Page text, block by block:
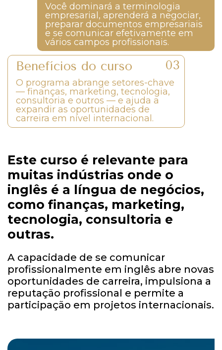
Você dominará a terminologia
empresarial, aprenderá a negociar,
preparar documentos empresariais
e se comunicar efetivamente em
vários campos profissionais.
Benefícios do curso
O programa abrange setores-chave
— finanças, marketing, tecnologia,
consultoria e outros — e ajuda a
expandir as oportunidades de
carreira em nível internacional.
Este curso é relevante para
muitas indústrias onde o
inglês é a língua de negócios,
como finanças, marketing,
tecnologia, consultoria e
outras.
A capacidade de se comunicar
profissionalmente em inglês abre novas
oportunidades de carreira, impulsiona a
reputação profissional e permite a
participação em projetos internacionais.